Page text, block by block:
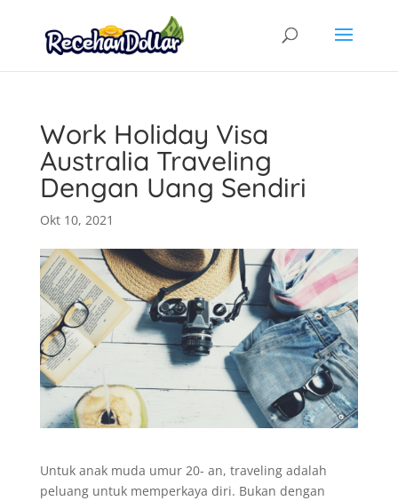
Work Holiday Visa
Australia Traveling
Dengan Uang Sendiri
Okt 10, 2021
Untuk anak muda umur 20- an, traveling adalah
peluang untuk memperkaya diri. Bukan dengan